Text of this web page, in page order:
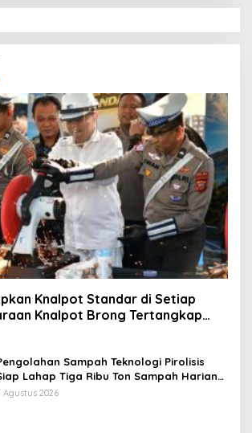
Knalpot Standar di Setiap
Knalpot Brong Tertangkap
Sampah Teknologi Pirolisis
Lahap Tiga Ribu Ton Sampah Harian
Barat
Agustus 2026